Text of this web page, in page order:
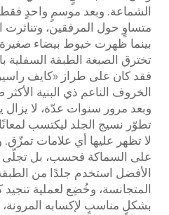
الشماعة. وبعد موسمٍ واحدٍ
متساوٍ حول المرفقين،
بينما ظهرت خيوط بيضاء
تخترق الصبغة الطبقة السفلية
فقد كان على طراز «كايف
الخروف الناعم ذي البنية الأكثر
وبعد مرور سنوات عدّة، لا
تطوّر نسيج الجلد ليكتسب
لا تظهر عليها أي علامات تمزّق.
على السماكة فحسب، بل
الأفضل استخدم جلدًا من الطبقة
المتجانسة، وخُضِع لعملية
بشكلٍ مناسبٍ لإكسابه